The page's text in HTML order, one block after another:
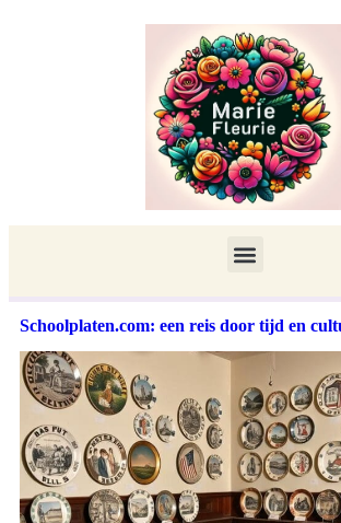
Schoolplaten.com: een reis door tijd en